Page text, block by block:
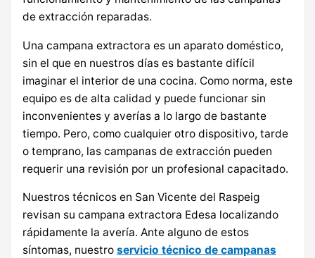
de extracción reparadas.
Una campana extractora es un aparato doméstico,
sin el que en nuestros días es bastante difícil
imaginar el interior de una cocina. Como norma, este
equipo es de alta calidad y puede funcionar sin
inconvenientes y averías a lo largo de bastante
tiempo. Pero, como cualquier otro dispositivo, tarde
o temprano, las campanas de extracción pueden
requerir una revisión por un profesional capacitado.
Nuestros técnicos en San Vicente del Raspeig
revisan su campana extractora Edesa localizando
rápidamente la avería. Ante alguno de estos
síntomas, nuestro servicio técnico de campanas